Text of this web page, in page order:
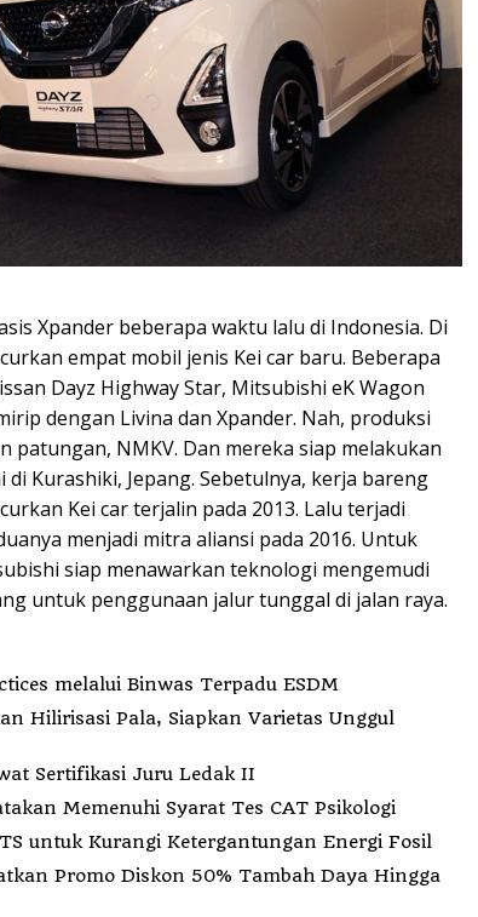
Xpander beberapa waktu lalu di Indonesia. Di
empat mobil jenis Kei car baru. Beberapa
Dayz Highway Star, Mitsubishi eK Wagon
dengan Livina dan Xpander. Nah, produksi
patungan, NMKV. Dan mereka siap melakukan
Kurashiki, Jepang. Sebetulnya, kerja bareng
Kei car terjalin pada 2013. Lalu terjadi
menjadi mitra aliansi pada 2016. Untuk
siap menawarkan teknologi mengemudi
untuk penggunaan jalur tunggal di jalan raya.
melalui Binwas Terpadu ESDM
Hilirisasi Pala, Siapkan Varietas Unggul
Sertifikasi Juru Ledak II
di Polda Maluku Utara Dinyatakan Memenuhi Syarat Tes CAT Psikologi
untuk Kurangi Ketergantungan Energi Fosil
Promo Diskon 50% Tambah Daya Hingga